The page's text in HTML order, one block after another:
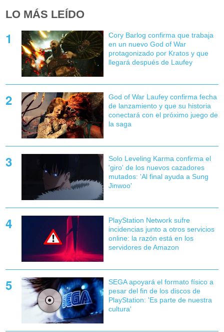
LO MÁS LEÍDO
Cory Barlog confirma que trabaja
en un nuevo God of War
protagonizado por Kratos y que
llegará después de Laufey
God of War Laufey confirma fecha
de lanzamiento y que su historia
conectará con el próximo juego de
la saga
Solo Leveling Karma confirma el
'giro' de los nuevos cazadores
mutados: 'Al final ayuda a Sung
Jinwoo'
PlayStation Network sufre
incidencias junto a otros servicios
online: la razón está en los
servidores de Amazon
SEGA apoyará el formato físico a
pesar del fin de los discos de
PlayStation: 'Es parte de nuestra
cultura'